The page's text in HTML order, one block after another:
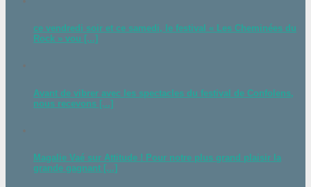
ce vendredi soir et ce samedi, le festival « Les Cheminées du
Rock » vou [...]
Avant de vibrer avec les spectacles du festival de Confolens,
nous recevons [...]
Magalie Vaé sur Attitude ! Pour notre plus grand plaisir la
grande gagnant [...]